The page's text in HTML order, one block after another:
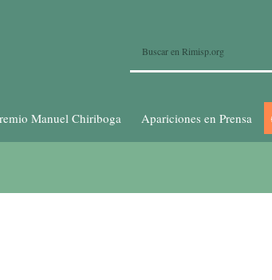
Manuel Chiriboga Apariciones en Prensa